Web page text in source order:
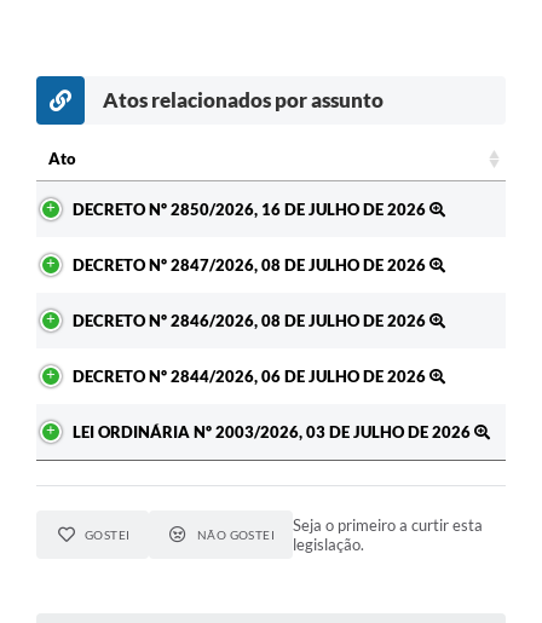
Atos relacionados por assunto
Ato
DECRETO Nº 2850/2026, 16 DE JULHO DE 2026
DECRETO Nº 2847/2026, 08 DE JULHO DE 2026
DECRETO Nº 2846/2026, 08 DE JULHO DE 2026
DECRETO Nº 2844/2026, 06 DE JULHO DE 2026
LEI ORDINÁRIA Nº 2003/2026, 03 DE JULHO DE 2026
GOSTEI NÃO GOSTEI
Seja o primeiro a curtir esta
legislação.